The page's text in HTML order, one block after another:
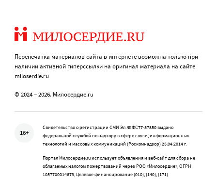
Перепечатка материалов сайта в интернете возможна только при
наличии активной гиперссылки на оригинал материала на сайте
miloserdie.ru
© 2024 – 2026. Милосердие.ru
16+
Свидетельство о регистрации СМИ Эл № ФС77-57850 выдано
федеральной службой по надзору в сфере связи, информационных
технологий и массовых коммуникаций (Роскомнадзор) 25.04.2014 г.
Портал Милосердие.ru использует объявления и веб-сайт для сбора не
облагаемых налогом пожертвований через РОО «Милосердие», ОГРН
1057700014679, Целевое финансирование (010), (140), (171)